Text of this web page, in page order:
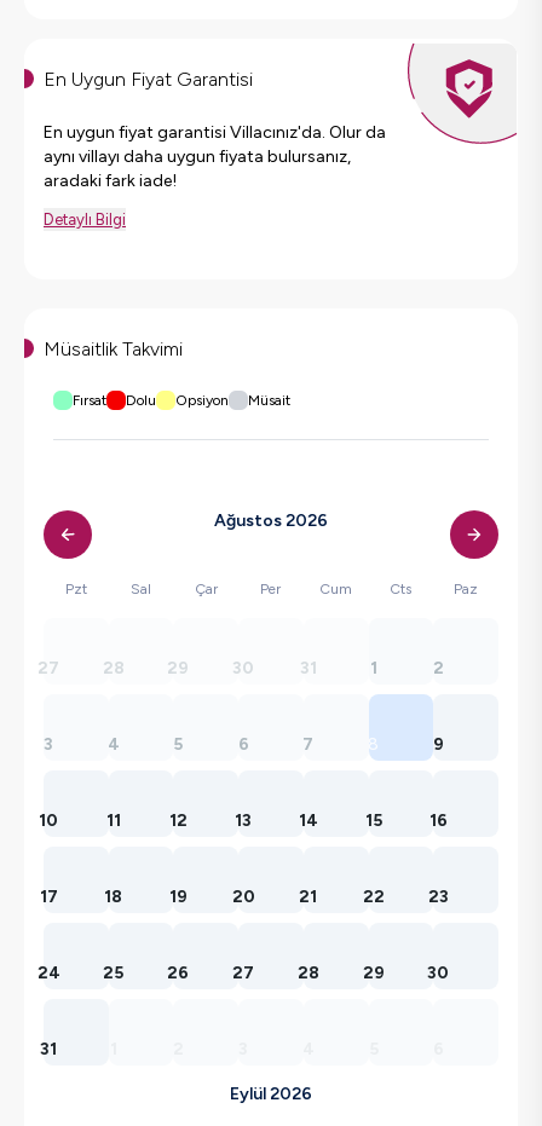
En Uygun Fiyat Garantisi
En uygun fiyat garantisi Villacınız'da. Olur da
aynı villayı daha uygun fiyata bulursanız,
aradaki fark iade!
Detaylı Bilgi
Müsaitlik Takvimi
Fırsat Dolu Opsiyon Müsait
Ağustos 2026
Pzt Sal Çar Per Cum Cts Paz
27 28 29 30 31 1 2
3 4 5 6 7 8 9
10 11 12 13 14 15 16
17 18 19 20 21 22 23
24 25 26 27 28 29 30
31
Eylül 2026